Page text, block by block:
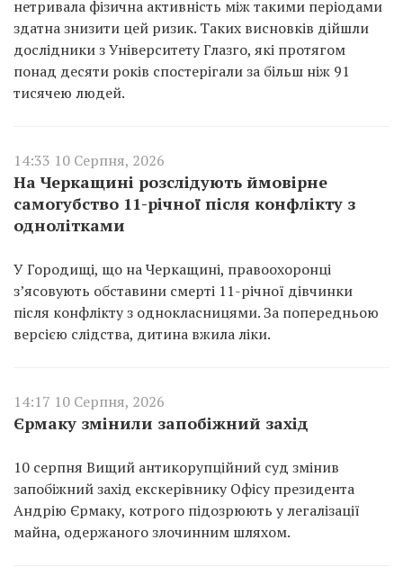
нетривала фізична активність між такими періодами
здатна знизити цей ризик. Таких висновків дійшли
дослідники з Університету Глазго, які протягом
понад десяти років спостерігали за більш ніж 91
тисячею людей.
14:33 10 Серпня, 2026
На Черкащині розслідують ймовірне
самогубство 11-річної після конфлікту з
однолітками
У Городищі, що на Черкащині, правоохоронці
з’ясовують обставини смерті 11-річної дівчинки
після конфлікту з однокласницями. За попередньою
версією слідства, дитина вжила ліки.
14:17 10 Серпня, 2026
Єрмаку змінили запобіжний захід
10 серпня Вищий антикорупційний суд змінив
запобіжний захід екскерівнику Офісу президента
Андрію Єрмаку, котрого підозрюють у легалізації
майна, одержаного злочинним шляхом.